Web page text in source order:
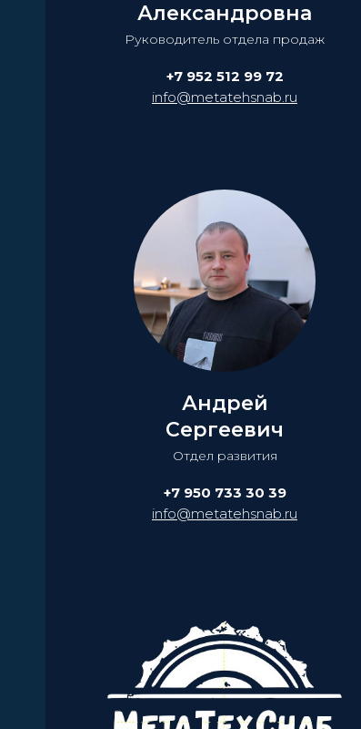
Александровна
Руководитель отдела продаж
+7 952 512 99 72
info@metatehsnab.ru
Андрей
Сергеевич
Отдел развития
+7 950 733 30 39
info@metatehsnab.ru